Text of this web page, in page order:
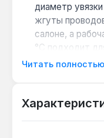
диаметр
жгуты
салоне, а
°C подходит
климатических
(нейлон)
Читать полностью